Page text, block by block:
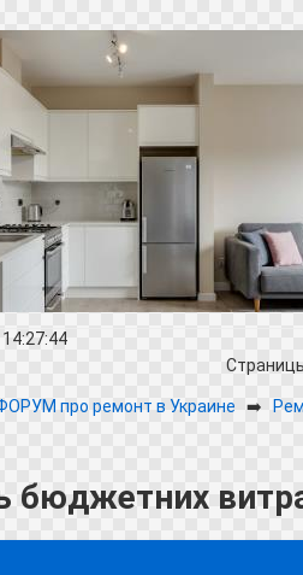
про ремонт в Украине ➡️
бюджетних